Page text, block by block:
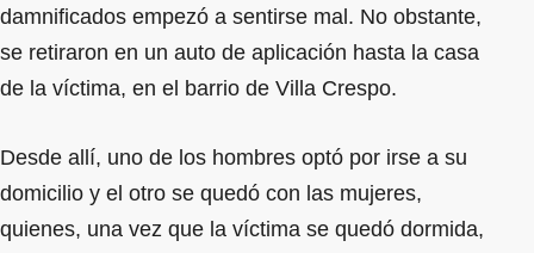
damnificados empezó a sentirse mal. No obstante,
se retiraron en un auto de aplicación hasta la casa
de la víctima, en el barrio de Villa Crespo.
Desde allí, uno de los hombres optó por irse a su
domicilio y el otro se quedó con las mujeres,
quienes, una vez que la víctima se quedó dormida,